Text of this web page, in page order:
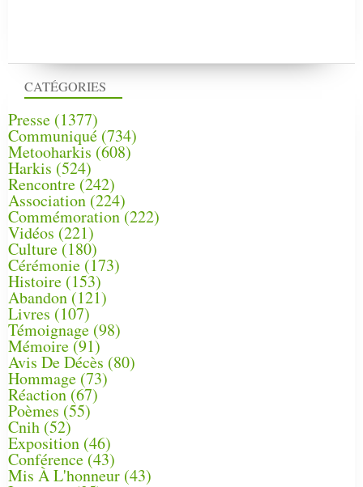
CATÉGORIES
Presse (1377)
Communiqué (734)
Metooharkis (608)
Harkis (524)
Rencontre (242)
Association (224)
Commémoration(222)
Vidéos (221)
Culture(180)
Cérémonie (173)
Histoire (153)
Abandon(121)
Livres (107)
Témoignage (98)
Mémoire (91)
Avis De Décès (80)
Hommage (73)
Réaction(67)
Poèmes (55)
Cnih (52)
Exposition (46)
Conférence(43)
Mis À L'honneur (43)